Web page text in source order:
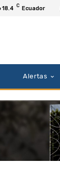
18.4 C Ecuador
Alertas